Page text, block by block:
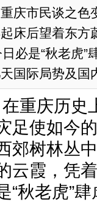
庆市民谈之色
床后望着东方
必是“秋老虎”
国际局势及国
重庆历史
足使如今
郊树林丛
云霞，凭
“秋老虎”